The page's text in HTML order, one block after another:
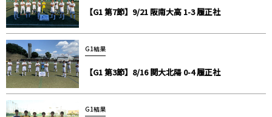
【G1 第7節】9/21 阪南大高 1-3 履正社
G1結果
【G1 第3節】8/16 関大北陽 0-4 履正社
G1結果